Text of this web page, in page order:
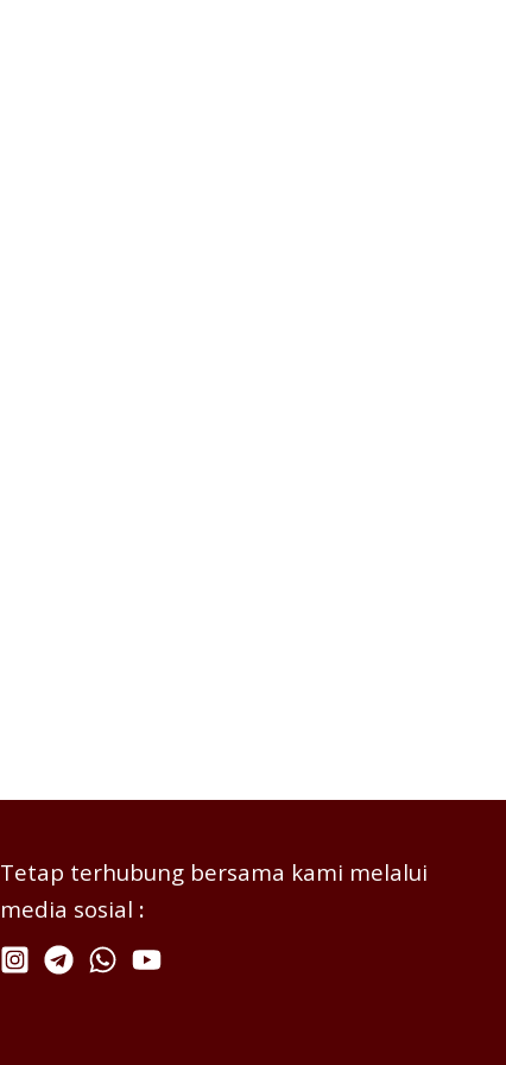
Tetap terhubung bersama kami melalui
media sosial :